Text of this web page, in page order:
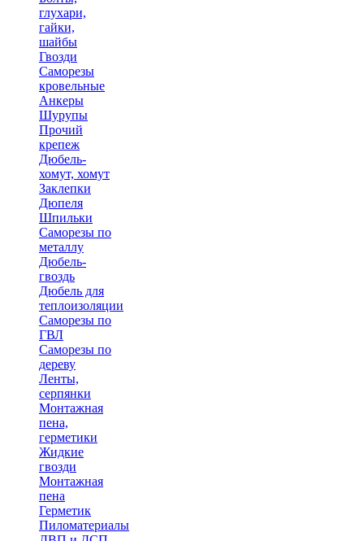
глухари,
гайки,
шайбы
Гвозди
Саморезы
кровельные
Анкеры
Шурупы
Прочий
крепеж
Дюбель-
хомут, хомут
Заклепки
Дюпеля
Шпильки
Саморезы по
металлу
Дюбель-
гвоздь
Дюбель для
теплоизоляции
Саморезы по
ГВЛ
Саморезы по
дереву
Ленты,
серпянки
Монтажная
пена,
герметики
Жидкие
гвозди
Монтажная
пена
Герметик
Пиломатериалы